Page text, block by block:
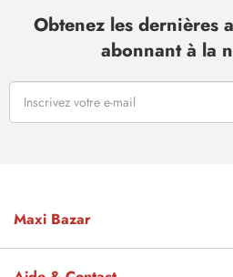
Obtenez les dernières
abonnant à la
Maxi Bazar